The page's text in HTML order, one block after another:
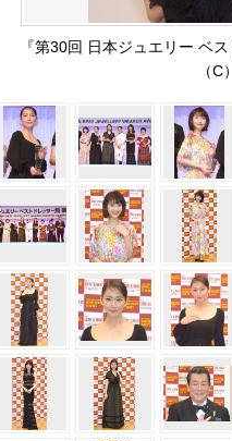
『第30回 日本ジュエリー ベ
（